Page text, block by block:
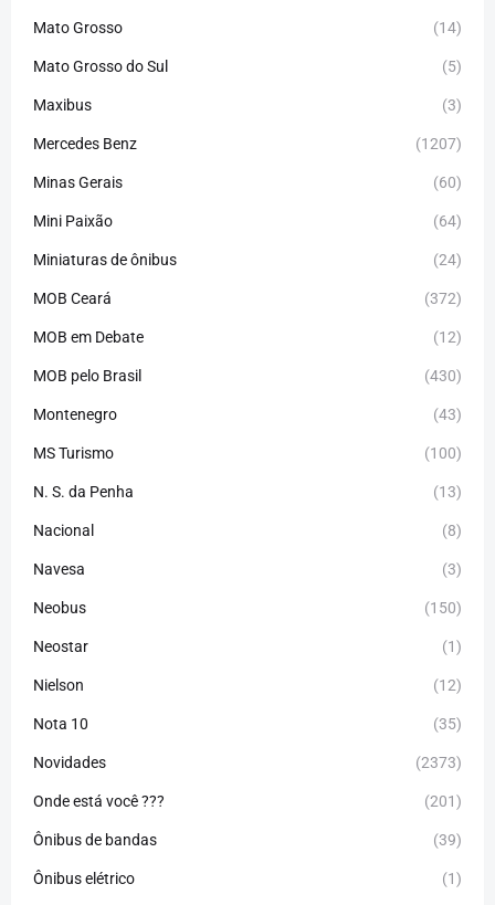
Mato Grosso (14)
Mato Grosso do Sul (5)
Maxibus (3)
Mercedes Benz (1207)
Minas Gerais (60)
Mini Paixão (64)
Miniaturas de ônibus (24)
MOB Ceará (372)
MOB em Debate (12)
MOB pelo Brasil (430)
Montenegro (43)
MS Turismo (100)
N. S. da Penha (13)
Nacional (8)
Navesa (3)
Neobus (150)
Neostar (1)
Nielson (12)
Nota 10 (35)
Novidades (2373)
Onde está você ??? (201)
Ônibus de bandas (39)
Ônibus elétrico (1)